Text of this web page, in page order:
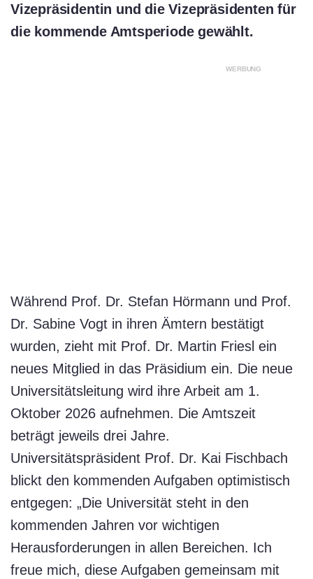
Vizepräsidentin und die Vizepräsidenten für
die kommende Amtsperiode gewählt.
WERBUNG
Während Prof. Dr. Stefan Hörmann und Prof.
Dr. Sabine Vogt in ihren Ämtern bestätigt
wurden, zieht mit Prof. Dr. Martin Friesl ein
neues Mitglied in das Präsidium ein. Die neue
Universitätsleitung wird ihre Arbeit am 1.
Oktober 2026 aufnehmen. Die Amtszeit
beträgt jeweils drei Jahre.
Universitätspräsident Prof. Dr. Kai Fischbach
blickt den kommenden Aufgaben optimistisch
entgegen: „Die Universität steht in den
kommenden Jahren vor wichtigen
Herausforderungen in allen Bereichen. Ich
freue mich, diese Aufgaben gemeinsam mit